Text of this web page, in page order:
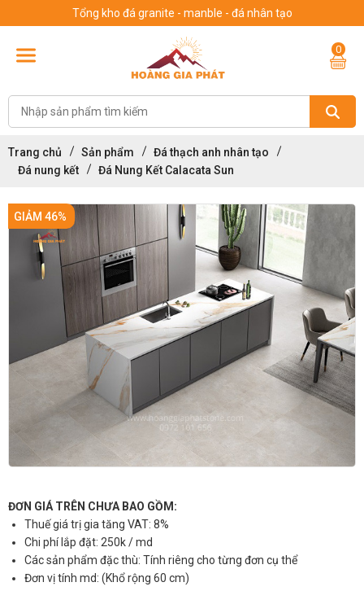
Tổng kho đá granite - manble - đá nhân tạo
0
Trang chủ Sản phẩm
Đá thạch anh nhân tạo
Đá nung kết
Đá Nung Kết Calacata Sun
GIẢM 46%
ĐƠN GIÁ TRÊN CHƯA BAO GỒM:
Thuế giá trị gia tăng VAT: 8%
Chi phí lắp đặt: 250k / md
Các sản phẩm đặc thù: Tính riêng cho từng đơn cụ thể
Đơn vị tính md: (Khổ rộng 60 cm)